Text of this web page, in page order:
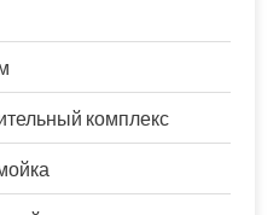
комплекс